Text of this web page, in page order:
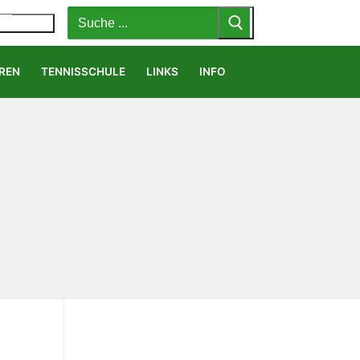
Suchen
nach:
TENNISSCHULE LINKS INFO